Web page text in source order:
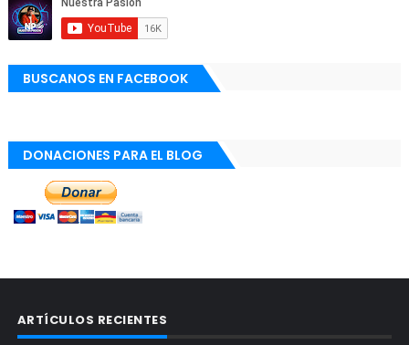
BUSCANOS EN FACEBOOK
DONACIONES PARA EL BLOG
ARTÍCULOS RECIENTES